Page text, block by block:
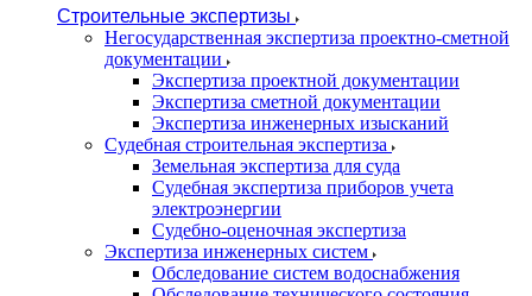
Строительные экспертизы
Негосударственная экспертиза проектно-сметной
документации
Экспертиза проектной документации
Экспертиза сметной документации
Экспертиза инженерных изысканий
Судебная строительная экспертиза
Земельная экспертиза для суда
Судебная экспертиза приборов учета
электроэнергии
Судебно-оценочная экспертиза
Экспертиза инженерных систем
Обследование систем водоснабжения